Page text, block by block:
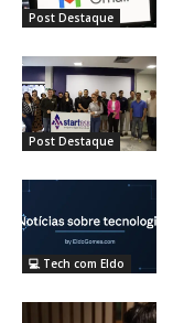
Post Destaque
Post Destaque
💻 Tech com Eldo